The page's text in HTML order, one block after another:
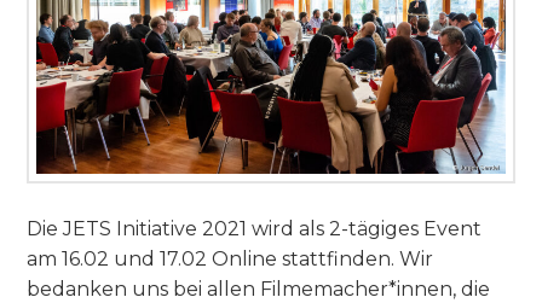
Die JETS Initiative 2021 wird als 2-tägiges Event
am 16.02 und 17.02 Online stattfinden. Wir
bedanken uns bei allen Filmemacher*innen, die